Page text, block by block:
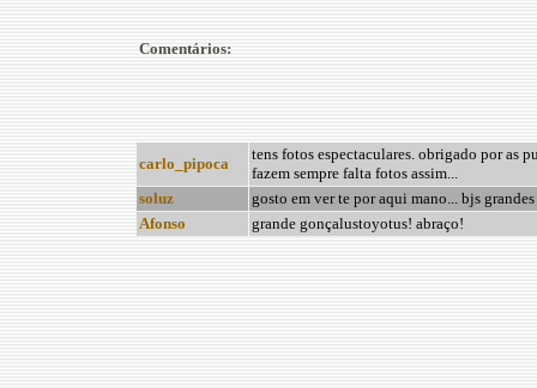
Comentários:
carlo_pipoca
tens fotos espectaculares. obrigado por as
fazem sempre falta fotos assim...
soluz
gosto em ver te por aqui mano... bjs grandes
Afonso
grande gonçalustoyotus! abraço!